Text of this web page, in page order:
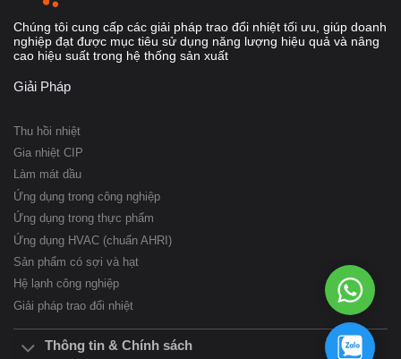
Chúng tôi cung cấp các giải pháp trao đổi nhiệt tối ưu, giúp doanh
nghiệp đạt được mục tiêu sử dụng năng lượng hiệu quả và nâng
cao hiệu suất trong hệ thống sản xuất
Giải Pháp
Thu hồi nhiệt
Gia nhiệt CIP
Làm mát dầu
Ứng dụng trong công nghiệp
Ứng dụng trong thực phẩm
Ứng dụng HVAC (chuẩn AHRI)
Sản phẩm có sợi và hạt
Hệ lạnh công nghiệp
Giải pháp trao đổi nhiệt
Thông tin & Chính sách
098
957
3834
098
957